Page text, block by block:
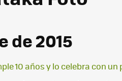
de 2015
10 años y lo celebra con